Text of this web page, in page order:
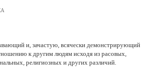
и, зачастую, всячески демонстрирующий
к другим людям исходя из расовых,
религиозных и других различий.